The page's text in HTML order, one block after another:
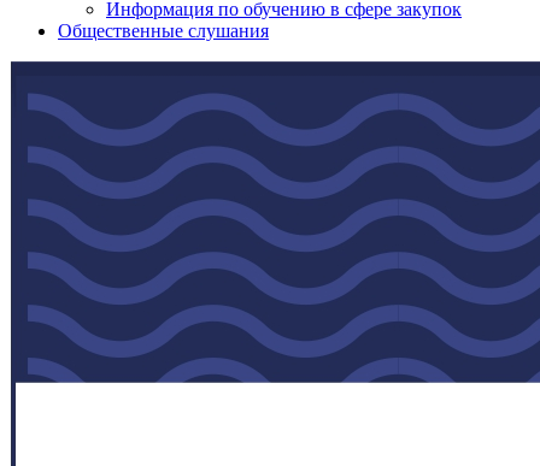
Информация по обучению в сфере закупок
Общественные слушания